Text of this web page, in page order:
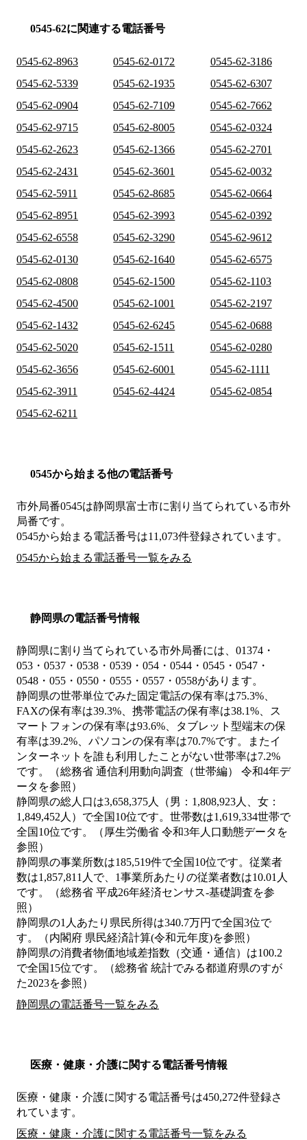
0545-62に関連する電話番号
0545-62-8963 0545-62-0172
0545-62-3186
0545-62-5339
0545-62-1935
0545-62-6307
0545-62-0904
0545-62-7109
0545-62-7662
0545-62-9715
0545-62-8005
0545-62-0324
0545-62-2623
0545-62-1366
0545-62-2701
0545-62-2431
0545-62-3601
0545-62-0032
0545-62-5911
0545-62-8685
0545-62-0664
0545-62-8951
0545-62-3993
0545-62-0392
0545-62-6558
0545-62-3290
0545-62-9612
0545-62-0130
0545-62-1640
0545-62-6575
0545-62-0808
0545-62-1500
0545-62-1103
0545-62-4500
0545-62-1001
0545-62-2197
0545-62-1432
0545-62-6245
0545-62-0688
0545-62-5020
0545-62-1511
0545-62-0280
0545-62-3656
0545-62-6001
0545-62-1111
0545-62-3911
0545-62-4424
0545-62-0854
0545-62-6211
0545から始まる他の電話番号
市外局番0545は静岡県富士市に割り当てられている市外
局番です。
0545から始まる電話番号は11,073件登録されています。
0545から始まる電話番号一覧をみる
静岡県の電話番号情報
静岡県に割り当てられている市外局番には、01374・
053・0537・0538・0539・054・0544・0545・0547・
0548・055・0550・0555・0557・0558があります。
静岡県の世帯単位でみた固定電話の保有率は75.3%、
FAXの保有率は39.3%、携帯電話の保有率は38.1%、ス
マートフォンの保有率は93.6%、タブレット型端末の保
有率は39.2%、パソコンの保有率は70.7%です。またイ
ンターネットを誰も利用したことがない世帯率は7.2%
です。（総務省 通信利用動向調査（世帯編） 令和4年デ
ータを参照）
静岡県の総人口は3,658,375人（男：1,808,923人、女：
1,849,452人）で全国10位です。世帯数は1,619,334世帯で
全国10位です。（厚生労働省 令和3年人口動態データを
参照）
静岡県の事業所数は185,519件で全国10位です。従業者
数は1,857,811人で、1事業所あたりの従業者数は10.01人
です。（総務省 平成26年経済センサス‐基礎調査を参
照）
静岡県の1人あたり県民所得は340.7万円で全国3位で
す。（内閣府 県民経済計算(令和元年度)を参照）
静岡県の消費者物価地域差指数（交通・通信）は100.2
で全国15位です。（総務省 統計でみる都道府県のすが
た2023を参照）
静岡県の電話番号一覧をみる
医療・健康・介護に関する電話番号情報
医療・健康・介護に関する電話番号は450,272件登録さ
れています。
医療・健康・介護に関する電話番号一覧をみる